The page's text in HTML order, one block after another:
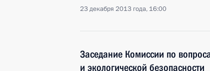
23 декабря 2013 года, 16:00
Заседание Комиссии по
и экологической безопасности